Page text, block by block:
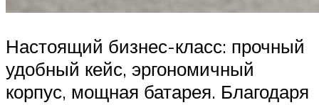
Настоящий бизнес-класс: прочный
удобный кейс, эргономичный
корпус, мощная батарея. Благодаря